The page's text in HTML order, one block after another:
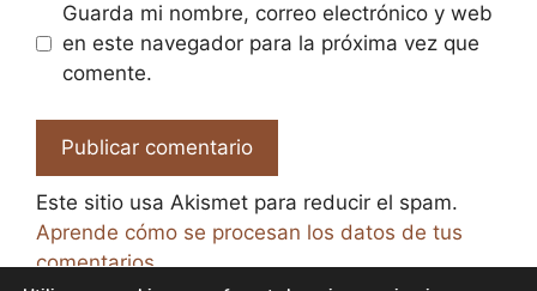
Guarda mi nombre, correo electrónico y web
en este navegador para la próxima vez que
comente.
Este sitio usa Akismet para reducir el spam.
Aprende cómo se procesan los datos de tus
comentarios.